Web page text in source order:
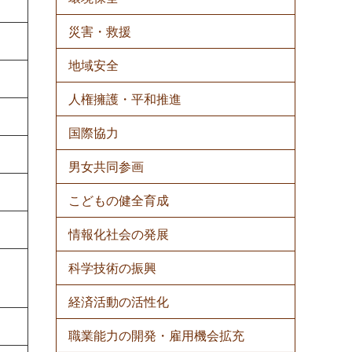
災害・救援
地域安全
人権擁護・平和推進
国際協力
男女共同参画
こどもの健全育成
情報化社会の発展
科学技術の振興
経済活動の活性化
職業能力の開発・雇用機会拡充